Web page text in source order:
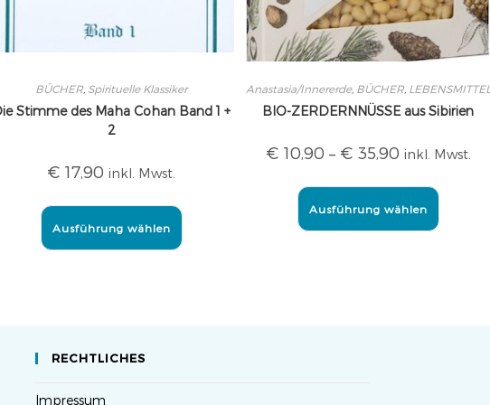
BÜCHER, Spirituelle Klassiker
Stimme des Maha Cohan Band 1 +
2
€ 17,90 inkl. Mwst.
Ausführung wählen
Anastasia/Innererde, BÜCHER, LEBENSMITTEL
BIO-ZERDERNNÜSSE aus Sibirien
€ 10,90 – € 35,90 inkl. Mwst.
Ausführung wählen
RECHTLICHES
Impressum